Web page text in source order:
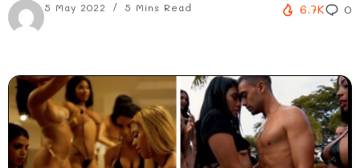
5 May 2022 5 Mins Read 6.7K 0